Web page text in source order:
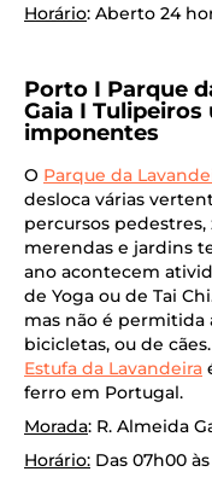
Horário: Aberto 24
Porto I Parque
Gaia I
imponentes
O Parque da
desloca várias
percursos pedestres,
merendas e jardins
ano acontecem
de Yoga ou de Tai
mas não é permitida
bicicletas, ou de
Estufa da Lavandeira
ferro em Portugal.
Morada: R. Almeida
Horário: Das 07h00